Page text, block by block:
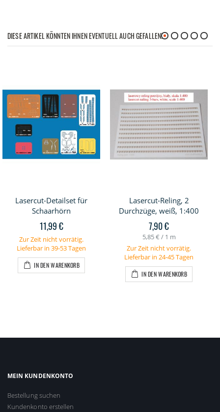
DIESE ARTIKEL KÖNNTEN IHNEN EVENTUELL AUCH GEFALLEN!
Lasercut-Detailset für
Schaarhörn
11,99 €
Zur Zeit nicht vorrätig.
Lieferbar in 39-53 Tagen
IN DEN WARENKORB
Lasercut-Reling, 2
Durchzüge, weiß, 1:400
7,90 €
5,85 € / 1 m
Zur Zeit nicht vorrätig.
Lieferbar in 24-45 Tagen
IN DEN WARENKORB
MEIN KUNDENKONTO
Bestellung suchen
Kundenkonto erstellen